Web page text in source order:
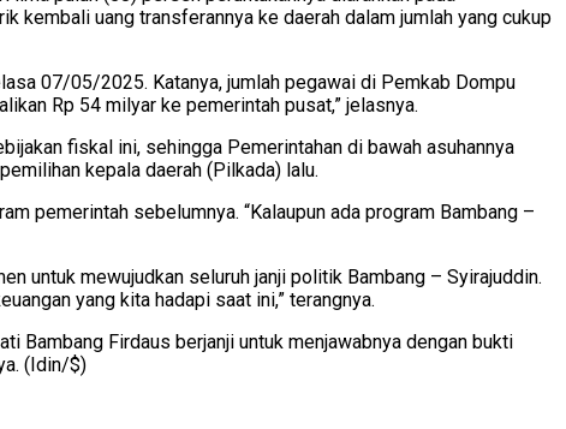
kembali uang transferannya ke daerah dalam jumlah yang cukup
07/05/2025. Katanya, jumlah pegawai di Pemkab Dompu
Rp 54 milyar ke pemerintah pusat,” jelasnya.
fiskal ini, sehingga Pemerintahan di bawah asuhannya
kepala daerah (Pilkada) lalu.
pemerintah sebelumnya. “Kalaupun ada program Bambang –
untuk mewujudkan seluruh janji politik Bambang – Syirajuddin.
yang kita hadapi saat ini,” terangnya.
Bambang Firdaus berjanji untuk menjawabnya dengan bukti
(Idin/$)